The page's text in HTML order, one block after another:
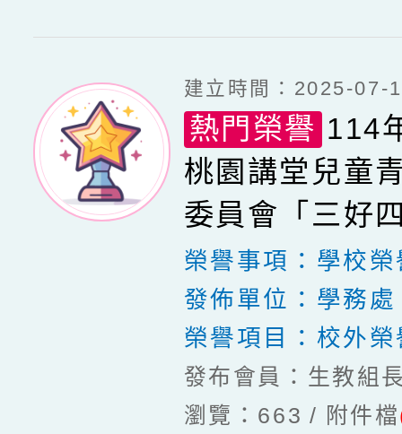
建立時間：2025-07-
熱門榮譽 114
桃園講堂兒童
委員會「三好
之星」
榮譽事項： 學校榮
發佈單位： 學務處
榮譽項目： 校外榮
發布會員：生教組
瀏覽：663
附件檔